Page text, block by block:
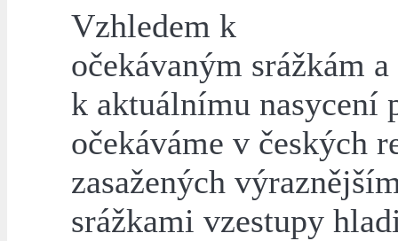
Vzhledem k
očekávaným srážkám
k aktuálnímu nasycení
očekáváme v českých
zasažených
srážkami vzestupy